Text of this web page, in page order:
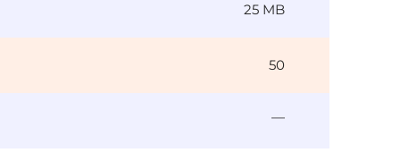
25 MB
50
—